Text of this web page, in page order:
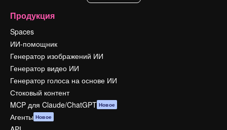
Продукция
Spaces
ИИ-помощник
Генератор изображений ИИ
Генератор видео ИИ
Генератор голоса на основе ИИ
Стоковый контент
MCP для Claude/ChatGPT Новое
Агенты Новое